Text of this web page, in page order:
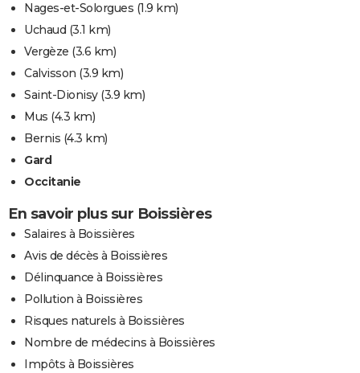
Nages-et-Solorgues (1.9 km)
Uchaud (3.1 km)
Vergèze (3.6 km)
Calvisson (3.9 km)
Saint-Dionisy(3.9 km)
Mus (4.3 km)
Bernis (4.3 km)
Gard
Occitanie
En savoir plus sur Boissières
Salaires à Boissières
Avis de décès à Boissières
Délinquance à Boissières
Pollution à Boissières
Risques naturels à Boissières
Nombre de médecins à Boissières
Impôts à Boissières